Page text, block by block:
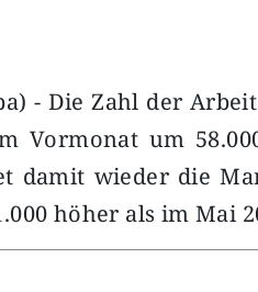
- Die Zahl der
Vormonat um
damit wieder die
höher als im Mai